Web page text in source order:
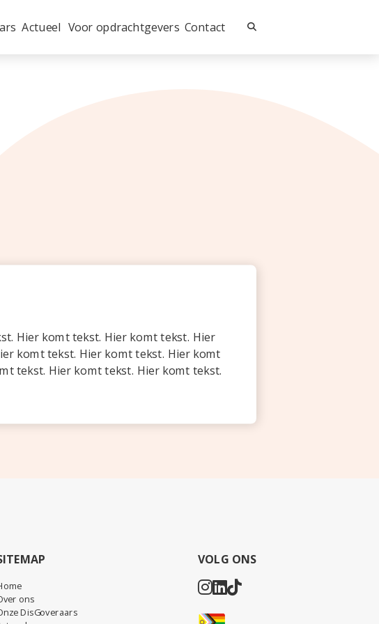
Actueel Voor opdrachtgevers Contact
Hier komt tekst. Hier komt tekst. Hier
komt tekst. Hier komt tekst. Hier komt
tekst. Hier komt tekst. Hier komt tekst.
ons
DisGoveraars
VOLG ONS